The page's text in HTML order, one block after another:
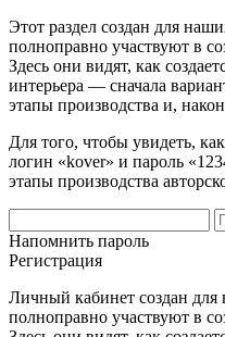
Этот раздел создан для
полноправно участвуют в
Здесь они видят, как
интерьера — сначала
этапы производства и,
Для того, чтобы увидеть,
логин «kover» и пароль
этапы производства
Напомнить пароль
Регистрация
Личный кабинет создан
полноправно участвуют в